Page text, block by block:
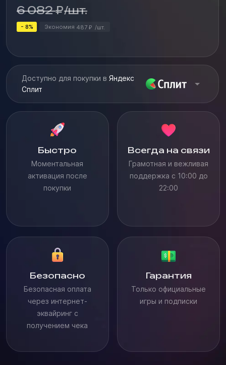
6 082 ₽/шт.
- 8% Экономия 487 ₽ /шт.
Доступно для покупки в Яндекс
Сплит
Быстро
Моментальная
активация после
покупки
Всегда на связи
Грамотная и вежливая
поддержка с 10:00 до
22:00
Безопасно
Безопасная оплата
через интернет-
эквайринг с
получением чека
Гарантия
Только официальные
игры и подписки